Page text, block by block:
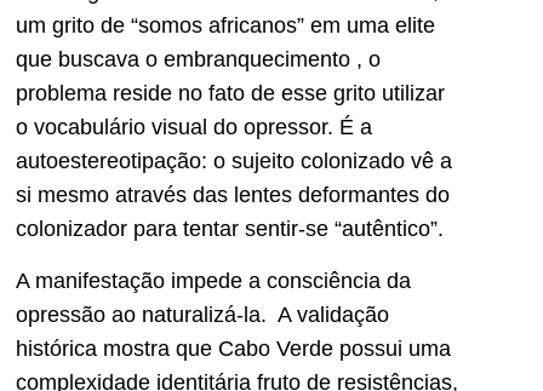
um grito de “somos africanos” em uma elite
que buscava o embranquecimento , o
problema reside no fato de esse grito utilizar
o vocabulário visual do opressor. É a
autoestereotipação: o sujeito colonizado vê a
si mesmo através das lentes deformantes do
colonizador para tentar sentir-se “autêntico”.
A manifestação impede a consciência da
opressão ao naturalizá-la. A validação
histórica mostra que Cabo Verde possui uma
complexidade identitária fruto de resistências,